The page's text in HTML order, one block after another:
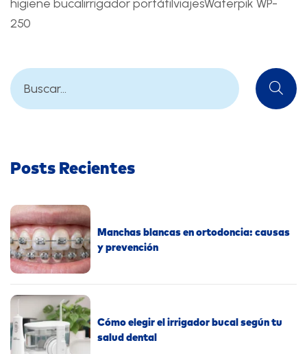
higiene bucalirrigador portátilviajesWaterpik WP-
250
Posts Recientes
Manchas blancas en ortodoncia: causas
y prevención
Cómo elegir el irrigador bucal según tu
salud dental